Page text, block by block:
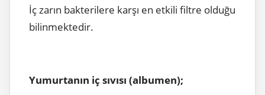
İç zarın bakterilere karşı en etkili filtre olduğu
bilinmektedir.
Yumurtanın iç sıvısı (albumen);